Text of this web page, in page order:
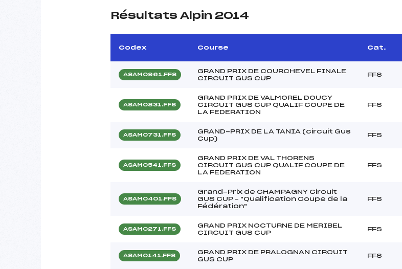
Résultats Alpin 2014
Codex Course Cat.
ASAM0961.FFS
GRAND PRIX DE COURCHEVEL FINALE
CIRCUIT GUS CUP
FFS
ASAM0831.FFS
GRAND PRIX DE VALMOREL DOUCY
CIRCUIT GUS CUP QUALIF COUPE DE
LA FEDERATION
FFS
ASAM0731.FFS
GRAND-PRIX DE LA TANIA (circuit Gus
Cup)
FFS
ASAM0541.FFS
GRAND PRIX DE VAL THORENS
CIRCUIT GUS CUP QUALIF COUPE DE
LA FEDERATION
FFS
ASAM0401.FFS
Grand-Prix de CHAMPAGNY Circuit
GUS CUP – "Qualification Coupe de la
Fédération"
FFS
ASAM0271.FFS
GRAND PRIX NOCTURNE DE MERIBEL
CIRCUIT GUS CUP
FFS
ASAM0141.FFS
GRAND PRIX DE PRALOGNAN CIRCUIT
GUS CUP
FFS